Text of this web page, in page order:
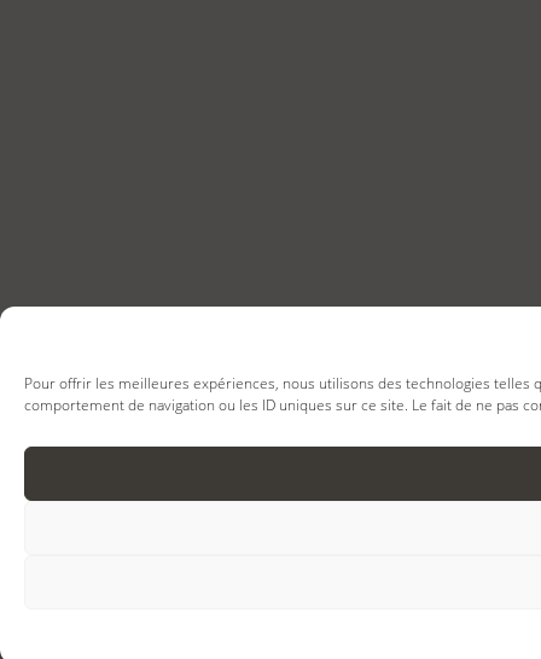
Pour offrir les meilleures expériences, nous utilisons des technologies
comportement de navigation ou les ID uniques sur ce site. Le fait de ne